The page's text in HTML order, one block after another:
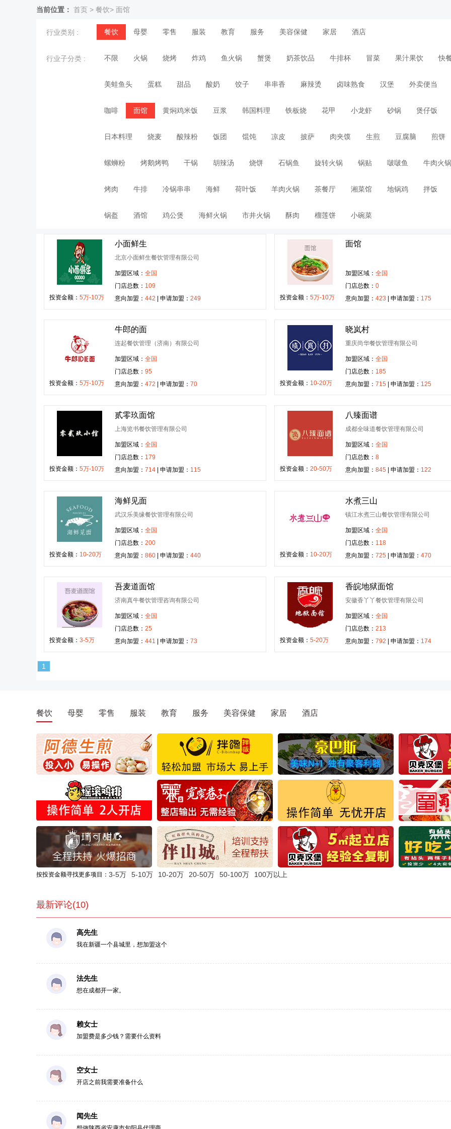
当前位置： 首页 > 餐饮> 面馆
行业类别 : 餐饮 母婴 零售 服装 教育 服务 美容保健 家居 酒店
行业子分类 : 不限 火锅 烧烤 炸鸡 鱼火锅 蟹煲 奶茶饮品 牛排杯 冒菜 果汁果饮 快
美蛙鱼头 蛋糕 甜品 酸奶 饺子 串串香 麻辣烫 卤味熟食 汉堡 外卖便当
咖啡 面馆 黄焖鸡米饭 豆浆 韩国料理 铁板烧 花甲 小龙虾 砂锅 煲仔饭
日本料理 烧麦 酸辣粉 饭团 馄饨 凉皮 披萨 肉夹馍 生煎 豆腐脑 煎饼
螺蛳粉 烤鹅烤鸭 干锅 胡辣汤 烧饼 石锅鱼 旋转火锅 锅贴 啵啵鱼 牛肉火锅
烤肉 牛排 冷锅串串 海鲜 荷叶饭 羊肉火锅 茶餐厅 湘菜馆 地锅鸡 拌饭
锅盔 酒馆 鸡公煲 海鲜火锅 市井火锅 酥肉 榴莲饼 小碗菜
投资金额： 5万-10万
小面鲜生
北京小面鲜生餐饮管理有限公司
加盟区域： 全国
门店总数： 109
意向加盟： 442 | 申请加盟： 249 投资金额： 5万-10万
面馆
加盟区域： 全国
门店总数： 0
意向加盟： 423 | 申请加盟： 175
投资金额： 5万-10万
牛郎的面
连起餐饮管理（济南）有限公司
加盟区域： 全国
门店总数： 95
意向加盟： 472 | 申请加盟： 70 投资金额： 10-20万
晓岚村
重庆尚华餐饮管理有限公司
加盟区域： 全国
门店总数： 185
意向加盟： 715 | 申请加盟： 125
投资金额： 5万-10万
贰零玖面馆
上海览书餐饮管理有限公司
加盟区域： 全国
门店总数： 179
意向加盟： 714 | 申请加盟： 115 投资金额： 20-50万
八臻面谱
成都全味道餐饮管理有限公司
加盟区域： 全国
门店总数： 8
意向加盟： 845 | 申请加盟： 122
投资金额： 10-20万
海鲜见面
武汉乐美缘餐饮管理有限公司
加盟区域： 全国
门店总数： 200
意向加盟： 860 | 申请加盟： 440 投资金额： 10-20万
水煮三山
镇江水煮三山餐饮管理有限公司
加盟区域： 全国
门店总数： 118
意向加盟： 725 | 申请加盟： 470
投资金额： 3-5万
吾麦道面馆
济南真牛餐饮管理咨询有限公司
加盟区域： 全国
门店总数： 25
意向加盟： 441 | 申请加盟： 73 投资金额： 5-20万
香皖地狱面馆
安徽香丫丫餐饮管理有限公司
加盟区域： 全国
门店总数： 213
意向加盟： 792 | 申请加盟： 174
1
餐饮 母婴 零售 服装 教育 服务 美容保健 家居 酒店
按投资金额寻找更多项目： 3-5万 5-10万 10-20万 20-50万 50-100万 100万以上
最新评论(10)
高先生
我在新疆一个县城里，想加盟这个
法先生
想在成都开一家。
赖女士
加盟费是多少钱？需要什么资料
空女士
开店之前我需要准备什么
闻先生